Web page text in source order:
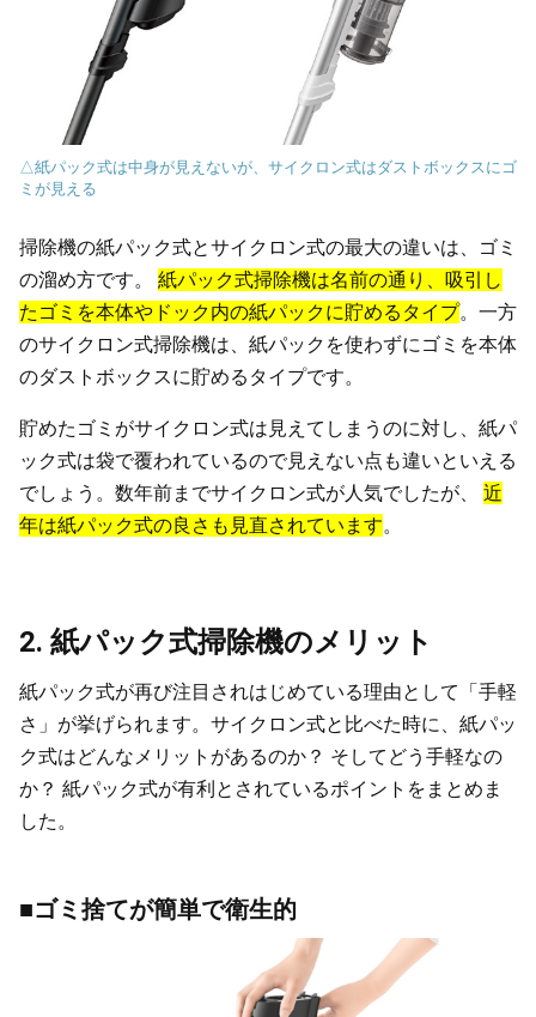
△紙パック式は中身が見えないが、サイクロン式はダストボックスにゴ
ミが見える
掃除機の紙パック式とサイクロン式の最大の違いは、ゴミ
の溜め方です。 紙パック式掃除機は名前の通り、吸引し
たゴミを本体やドック内の紙パックに貯めるタイプ。一方
のサイクロン式掃除機は、紙パックを使わずにゴミを本体
のダストボックスに貯めるタイプです。
貯めたゴミがサイクロン式は見えてしまうのに対し、紙パ
ック式は袋で覆われているので見えない点も違いといえる
でしょう。数年前までサイクロン式が人気でしたが、 近
年は紙パック式の良さも見直されています。
2. 紙パック式掃除機のメリット
紙パック式が再び注目されはじめている理由として「手軽
さ」が挙げられます。サイクロン式と比べた時に、紙パッ
ク式はどんなメリットがあるのか？ そしてどう手軽なの
か？ 紙パック式が有利とされているポイントをまとめま
した。
■ゴミ捨てが簡単で衛生的